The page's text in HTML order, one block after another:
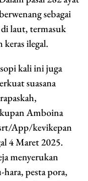
sebagai
laut, termasuk
keras ilegal.
kali ini juga
suasana
Amboina
App/kevikepan
4 Maret 2025.
menyerukan
pesta pora,